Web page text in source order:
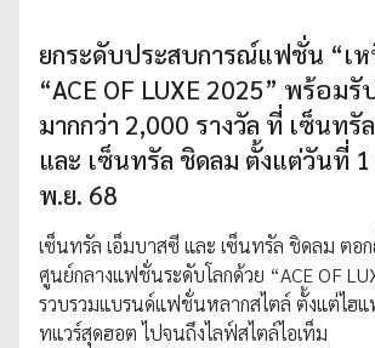
ยกระดับประสบการณ์แฟชั่น “เ
“ACE OF LUXE 2025” พร้อม
มากกว่า 2,000 รางวัล ที่ เซ็นทรั
และ เซ็นทรัล ชิดลม ตั้งแต่วันที่ 1
พ.ย. 68
เซ็นทรัล เอ็มบาสซี และ เซ็นทรัล ชิดลม ตอ
ศูนย์กลางแฟชั่นระดับโลกด้วย “ACE OF
รวบรวมแบรนด์แฟชั่นหลากสไตล์ ตั้งแต่ไฮ
ทแวร์สุดฮอต ไปจนถึงไลฟ์สไตล์ไอเท็ม